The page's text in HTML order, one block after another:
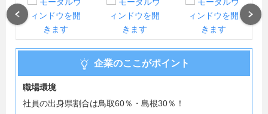
企業のここがポイント
職場環境
社員の出身県割合は鳥取60％・島根30％！